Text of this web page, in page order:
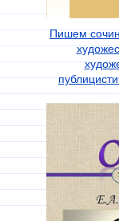
Пишем